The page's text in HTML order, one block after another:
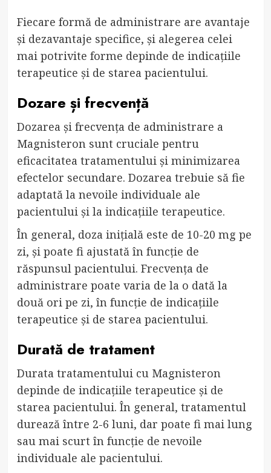
Fiecare formă de administrare are avantaje
și dezavantaje specifice, și alegerea celei
mai potrivite forme depinde de indicațiile
terapeutice și de starea pacientului.
Dozare și frecvență
Dozarea și frecvența de administrare a
Magnisteron sunt cruciale pentru
eficacitatea tratamentului și minimizarea
efectelor secundare. Dozarea trebuie să fie
adaptată la nevoile individuale ale
pacientului și la indicațiile terapeutice.
În general, doza inițială este de 10-20 mg pe
zi, și poate fi ajustată în funcție de
răspunsul pacientului. Frecvența de
administrare poate varia de la o dată la
două ori pe zi, în funcție de indicațiile
terapeutice și de starea pacientului.
Durată de tratament
Durata tratamentului cu Magnisteron
depinde de indicațiile terapeutice și de
starea pacientului. În general, tratamentul
durează între 2-6 luni, dar poate fi mai lung
sau mai scurt în funcție de nevoile
individuale ale pacientului.